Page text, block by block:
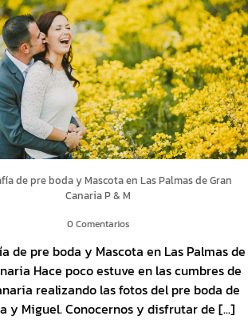
de pre boda y Mascota en Las Palmas de Gran
Canaria P & M
0 Comentarios
de pre boda y Mascota en Las Palmas de
Hace poco estuve en las cumbres de
realizando las fotos del pre boda de
y Miguel. Conocernos y disfrutar de [...]